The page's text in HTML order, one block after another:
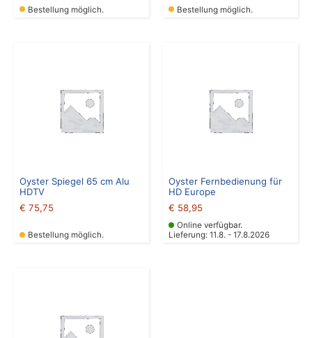
Bestellung möglich. Bestellung möglich.
Oyster Spiegel 65 cm Alu
HDTV
€ 75,75
Bestellung möglich.
Oyster Fernbedienung für
HD Europe
€ 58,95
Online verfügbar.
Lieferung: 11.8. - 17.8.2026